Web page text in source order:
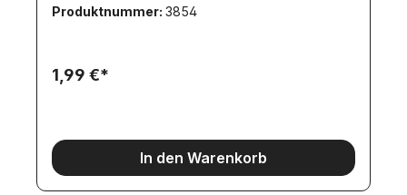
Produktnummer: 3854
1,99 €*
In den Warenkorb